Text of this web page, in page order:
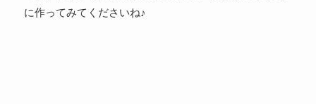
に作ってみてくださいね♪